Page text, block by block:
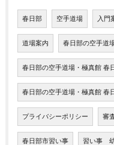
春日部 空手道場 入門
道場案内 春日部の空手道
春日部の空手道場・極真館 春
春日部の空手道場・極真館 春
プライバシーポリシー 審
春日部市習い事 習い事